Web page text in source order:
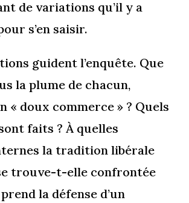
de variations qu’il y a
s’en saisir.
guident l’enquête. Que
la plume de chacun,
« doux commerce » ? Quels
faits ? À quelles
la tradition libérale
trouve-t-elle confrontée
la défense d’un